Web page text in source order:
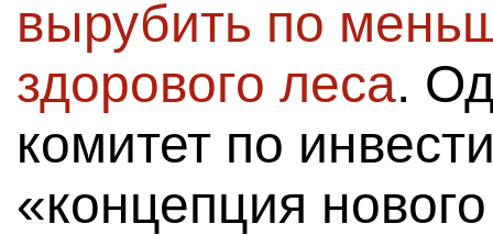
вырубить по
здорового леса.
комитет по
«концепция